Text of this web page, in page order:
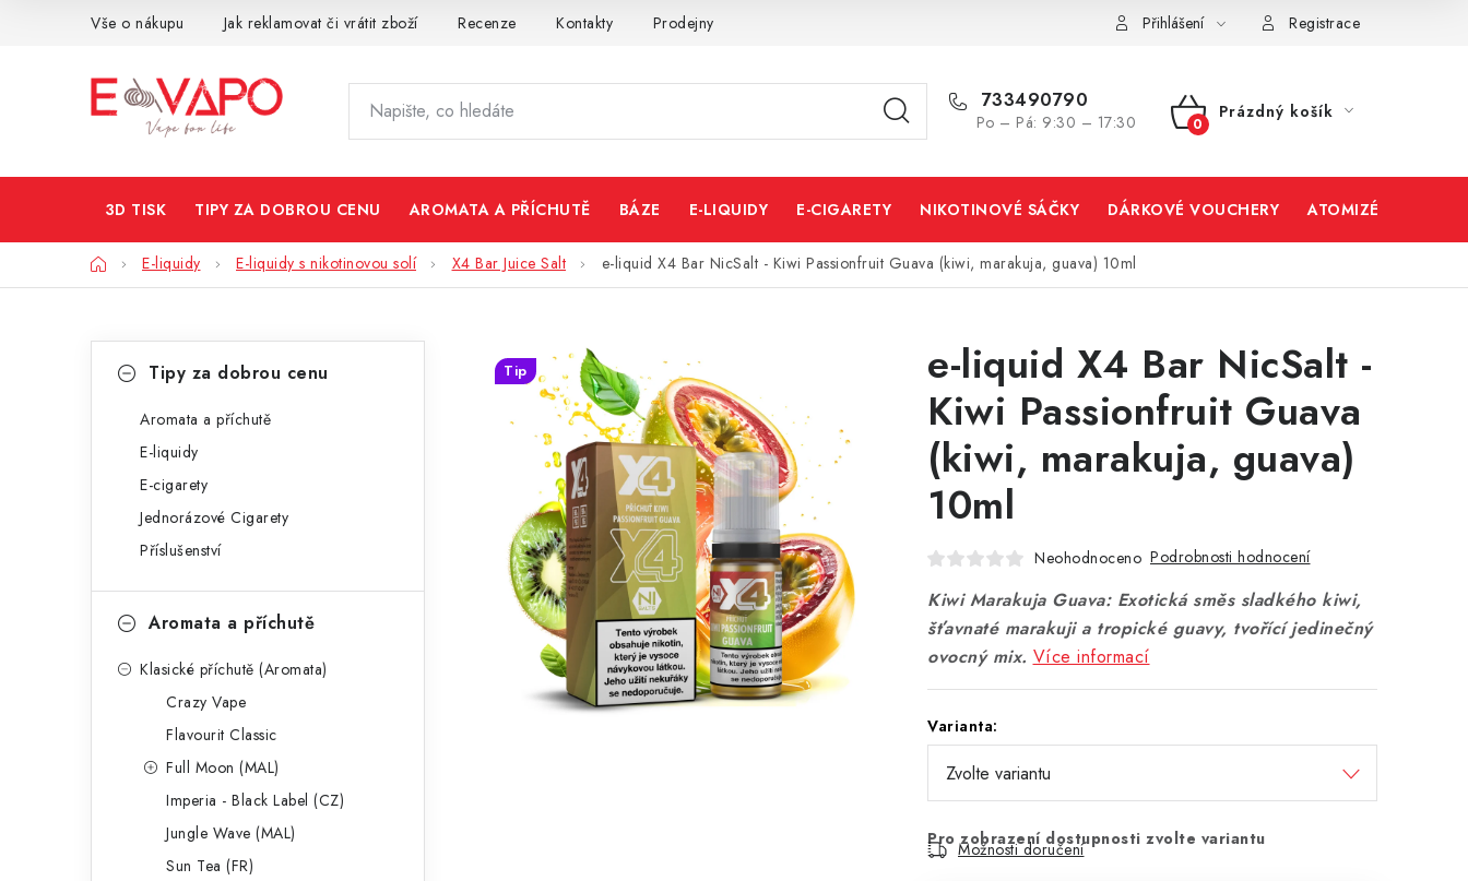
Vše o nákupu Jak reklamovat či vrátit zboží Recenze Kontakty Prodejny Přihlášení Registrace
733490790
Po – Pá: 9:30 – 17:30
NÁKUPNÍ
Prázdný košík
3D TISK TIPY ZA DOBROU CENU AROMATA A PŘÍCHUTĚ BÁZE E-LIQUIDY E-CIGARETY NIKOTINOVÉ SÁČKY DÁRKOVÉ VOUCHERY ATOMIZÉRY A
DomůE-liquidy E-liquidy s nikotinovou solí X4 Bar Juice Salt e-liquid X4 Bar NicSalt - Kiwi Passionfruit Guava (kiwi, marakuja, guava) 10ml
n
kategorieTipy za dobrou cenu
Aromata a příchutě
E-liquidy
E-cigarety
Jednorázové Cigarety
Příslušenství
Aromata a příchutě
Klasické příchutě (Aromata)
Crazy Vape
Flavourit Classic
Full Moon (MAL)
Imperia - Black Label (CZ)
Jungle Wave (MAL)
Sun Tea (FR)
e-liquid X4 Bar NicSalt -
Kiwi Passionfruit Guava
(kiwi, marakuja, guava)
10ml
Neohodnoceno Podrobnosti hodnocení
Kiwi Marakuja Guava: Exotická směs sladkého kiwi,
šťavnaté marakuji a tropické guavy, tvořící jedinečný
ovocný mix. Více informací
Varianta:
Pro zobrazení dostupnosti zvolte variantu
Možnosti doručení
Tip